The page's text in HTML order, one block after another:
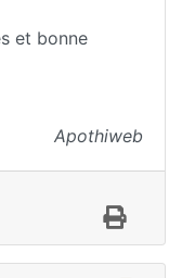
et bonne
Apothiweb